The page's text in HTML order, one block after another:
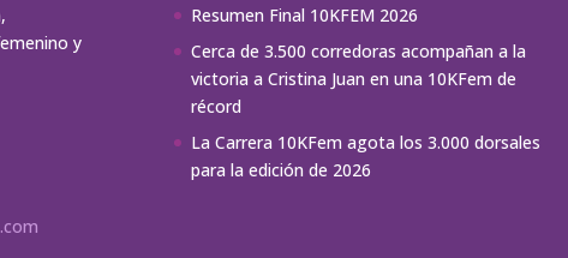
y
Resumen Final 10KFEM 2026
Cerca de 3.500 corredoras acompañan a la
victoria a Cristina Juan en una 10KFem de
récord
La Carrera 10KFem agota los 3.000 dorsales
para la edición de 2026